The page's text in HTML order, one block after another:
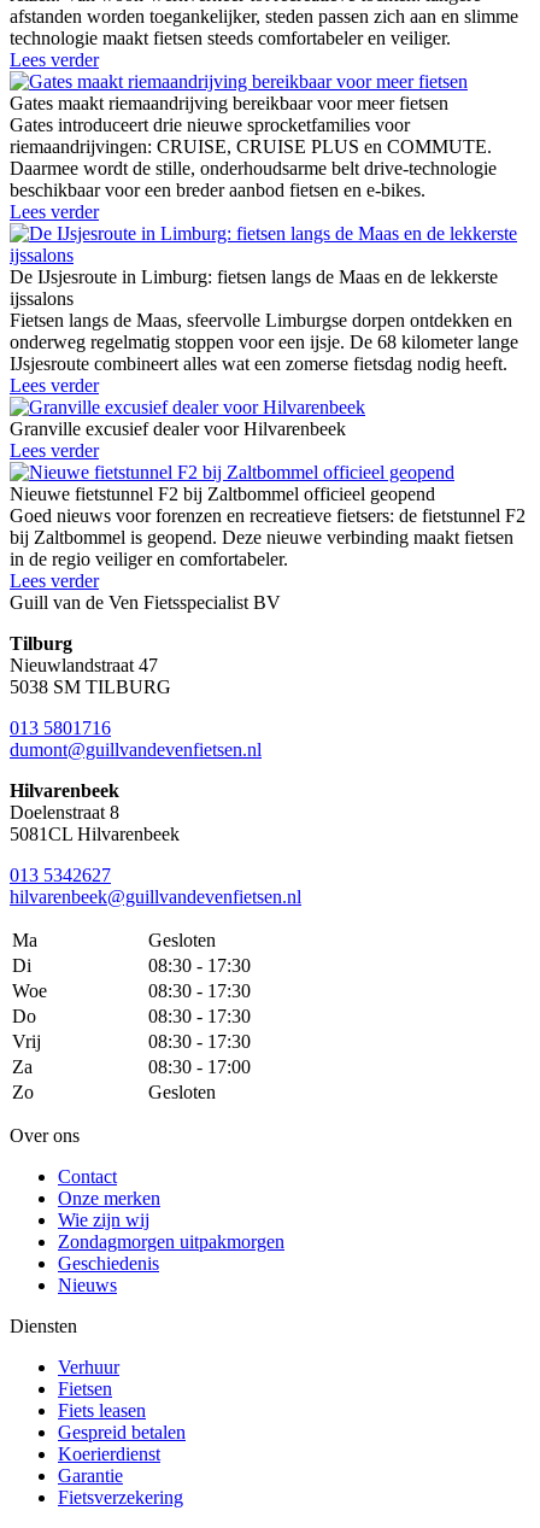
afstanden worden toegankelijker, steden passen zich aan en slimme
technologie maakt fietsen steeds comfortabeler en veiliger.
Lees verder
Gates maakt riemaandrijving bereikbaar voor meer fietsen
Gates introduceert drie nieuwe sprocketfamilies voor
riemaandrijvingen: CRUISE, CRUISE PLUS en COMMUTE.
Daarmee wordt de stille, onderhoudsarme belt drive-technologie
beschikbaar voor een breder aanbod fietsen en e-bikes.
Lees verder
De IJsjesroute in Limburg: fietsen langs de Maas en de lekkerste
ijssalons
Fietsen langs de Maas, sfeervolle Limburgse dorpen ontdekken en
onderweg regelmatig stoppen voor een ijsje. De 68 kilometer lange
IJsjesroute combineert alles wat een zomerse fietsdag nodig heeft.
Lees verder
Granville excusief dealer voor Hilvarenbeek
Lees verder
Nieuwe fietstunnel F2 bij Zaltbommel officieel geopend
Goed nieuws voor forenzen en recreatieve fietsers: de fietstunnel F2
bij Zaltbommel is geopend. Deze nieuwe verbinding maakt fietsen
in de regio veiliger en comfortabeler.
Lees verder
Guill van de Ven Fietsspecialist BV
Tilburg
Nieuwlandstraat 47
5038 SM TILBURG
013 5801716
dumont@guillvandevenfietsen.nl
Hilvarenbeek
Doelenstraat 8
5081CL Hilvarenbeek
013 5342627
hilvarenbeek@guillvandevenfietsen.nl
Ma
Gesloten
Di
08:30 - 17:30
Woe
08:30 - 17:30
Do
08:30 - 17:30
Vrij
08:30 - 17:30
Za
08:30 - 17:00
Zo
Gesloten
Over ons
Contact
Onze merken
Wie zijn wij
Zondagmorgen uitpakmorgen
Geschiedenis
Nieuws
Diensten
Verhuur
Fietsen
Fiets leasen
Gespreid betalen
Koerierdienst
Garantie
Fietsverzekering